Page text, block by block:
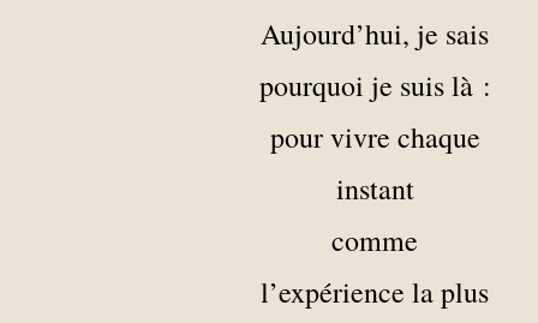
Aujourd’hui, je sais
pourquoi je suis là :
pour vivre chaque
instant
comme
l’expérience la plus